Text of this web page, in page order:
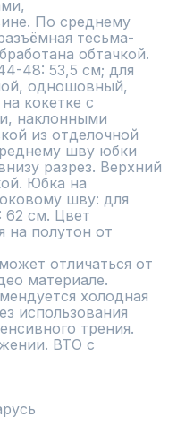
По среднему
тесьма-
обтачкой.
48: 53,5 см; для
одношовный,
кокетке с
наклонными
из отделочной
шву юбки
разрез. Верхний
Юбка на
шву: для
62 см. Цвет
на полутон от
отличаться от
материале.
холодная
использования
трения.
ВТО с